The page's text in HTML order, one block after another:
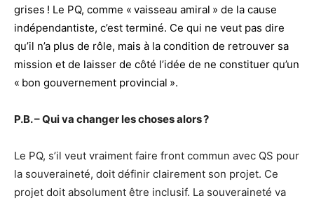
grises ! Le PQ, comme « vaisseau amiral » de la cause
indépendantiste, c’est terminé. Ce qui ne veut pas dire
qu’il n’a plus de rôle, mais à la condition de retrouver sa
mission et de laisser de côté l’idée de ne constituer qu’un
« bon gouvernement provincial ».
P.B. – Qui va changer les choses alors ?
Le PQ, s’il veut vraiment faire front commun avec QS pour
la souveraineté, doit définir clairement son projet. Ce
projet doit absolument être inclusif. La souveraineté va